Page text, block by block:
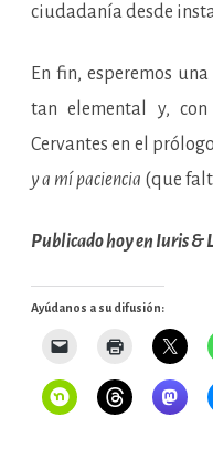
ciudadanía desde
En fin, esperemos
tan elemental y,
Cervantes en el
y a mí paciencia (que
Publicado hoy en Iuris &
Ayúdanos a su difusión: